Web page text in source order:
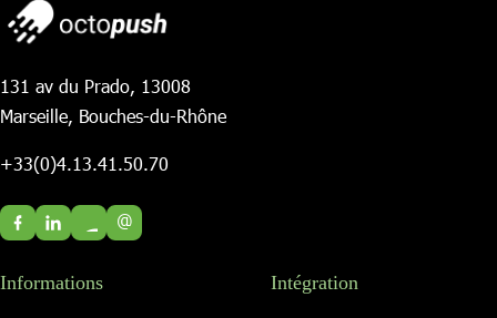
131 av du Prado, 13008
Marseille, Bouches-du-Rhône
+33(0)4.13.41.50.70
@
Informations Intégration